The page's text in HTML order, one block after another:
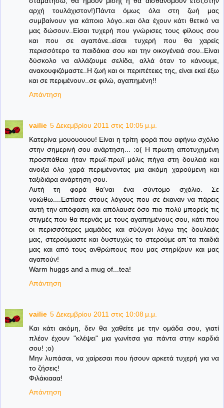
αρχή τουλάχιστον!)Πάντα όμως όλα στη ζωή μας
συμβαίνουν για κάποιο λόγο..και όλα έχουν κάτι θετικό να
μας δώσουν..Είσαι τυχερή που γνώρισες τους φίλους σου
και που σε αγαπάνε..είσαι τυχερή που θα χαρείς
περισσότερο τα παιδάκια σου και την οικογένειά σου..Είναι
δύσκολο να αλλάζουμε σελίδα, αλλά όταν το κάνουμε,
ανακουφιζόμαστε..Η ζωή και οι περιπέτειες της, είναι εκεί έξω
και σε περιμένουν..σε φιλώ, αγαπημένη!!
Απάντηση
vailie 5 Δεκεμβρίου 2011 στις 10:05 μ.μ.
Κατερίνα μουουουου! Είναι η τρίτη φορά που αφήνω σχόλιο
στην σημερινή σου ανάρτηση... :ο( Η πρωτη αποτυχημένη
προσπάθεια ήταν πρωϊ-πρωϊ μόλις πήγα στη δουλειά και
ανοιξα όλο χαρά περιμένοντας μια ακόμη χαρούμενη και
ταξιδιάρα ανάρτηση σου.
Αυτή τη φορά θα'ναι ένα σύντομο σχόλιο. Σε
νοιώθω....Εστίασε στους λόγους που σε έκαναν να πάρεις
αυτή την απόφαση και απόλαυσε όσο πιο πολύ μπορείς τις
στιγμές που θα περνάς με τους αγαπημένους σου, κάτι που
οι περισσότερες μαμάδες και σύζυγοι λόγω της δουλειάς
μας, στερούμαστε και δυστυχώς το στερούμε απ΄τα παιδιά
μας και από τους ανθρώπους που μας στηρίζουν και μας
αγαπούν!
Warm huggs and a mug of...tea!
Απάντηση
vailie 5 Δεκεμβρίου 2011 στις 10:08 μ.μ.
Και κάτι ακόμη, δεν θα χαθείτε με την ομάδα σου, γιατί
πλέον έχουν "κλέψει" μια γωνίτσα για πάντα στην καρδιά
σου! ;ο)
Μην λυπάσαι, να χαίρεσαι που ήσουν αρκετά τυχερή για να
το ζήσεις!
Φιλάκιααα!
Απάντηση